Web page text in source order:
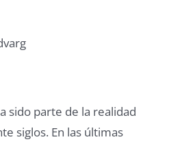
sido parte de la realidad
siglos. En las últimas